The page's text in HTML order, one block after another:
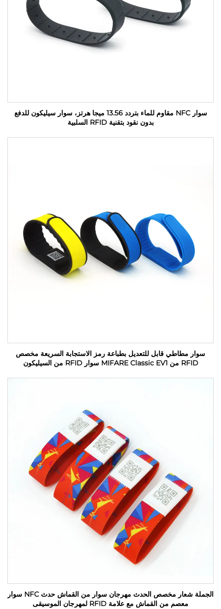
سوار NFC مقاوم للماء بتردد 13.56 ميجا هرتز، سوار سيليكون للدفع
بدون نقود بتقنية RFID السلبية
سوار مطاطي قابل للتعديل بطباعة رمز الاستجابة السريعة مخصص
RFID من MIFARE Classic EV1 سوار RFID من السيليكون
الجملة شعار مخصص الحدث مهرجان سوار من القماش حدث NFC سوار
معصم من القماش مع علامة RFID لمهرجان الموسيقى